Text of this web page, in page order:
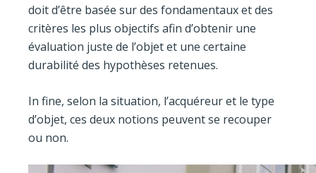
doit d’être basée sur des fondamentaux et des
critères les plus objectifs afin d’obtenir une
évaluation juste de l’objet et une certaine
durabilité des hypothèses retenues.
In fine, selon la situation, l’acquéreur et le type
d’objet, ces deux notions peuvent se recouper
ou non.